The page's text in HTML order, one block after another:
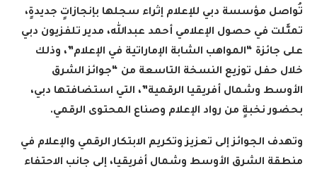
تُواصل مؤسسة دبي للإعلام إثراء سجلها بإنجازاتٍ جديدةٍ،
تمثَّلت في حصول الإعلامي أحمد عبدالله، مدير تلفزيون دبي
على جائزة “المواهب الشابة الإماراتية في الإعلام”، وذلك
خلال حفل توزيع النسخة التاسعة من “جوائز الشرق
الأوسط وشمال أفريقيا الرقمية”، التي استضافتها دبي،
بحضور نخبةٍ من رواد الإعلام وصناع المحتوى الرقمي.
وتهدف الجوائز إلى تعزيز وتكريم الابتكار الرقمي والإعلام في
منطقة الشرق الأوسط وشمال أفريقيا، إلى جانب الاحتفاء